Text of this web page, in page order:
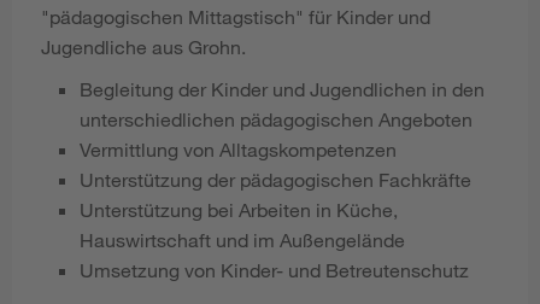
"pädagogischen Mittagstisch" für Kinder und
Jugendliche aus Grohn.
Begleitung der Kinder und Jugendlichen in den
unterschiedlichen pädagogischen Angeboten
Vermittlung von Alltagskompetenzen
Unterstützung der pädagogischen Fachkräfte
Unterstützung bei Arbeiten in Küche,
Hauswirtschaft und im Außengelände
Umsetzung von Kinder- und Betreutenschutz